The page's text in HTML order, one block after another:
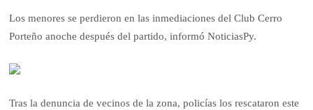
Los menores se perdieron en las inmediaciones del Club Cerro
Porteño anoche después del partido, informó NoticiasPy.
Tras la denuncia de vecinos de la zona, policías los rescataron este